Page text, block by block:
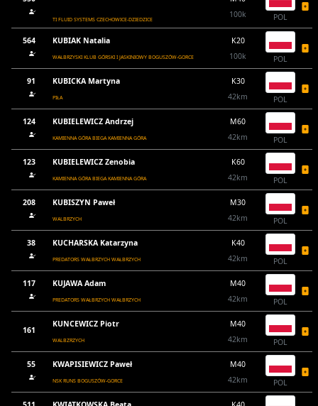
TI FLUID SYSTEMS CZECHOWICE-DZIEDZICE
100k
POL
564 KUBIAK Natalia
WAŁBRZYSKI KLUB GÓRSKI I JASKINIOWY BOGUSZÓW-GORCE
K20
100k
POL
91 KUBICKA Martyna
PIŁA
K30
42km
POL
124 KUBIELEWICZ Andrzej
KAMIENNA GÓRA BIEGA KAMIENNA GÓRA
M60
42km
POL
123 KUBIELEWICZ Zenobia
KAMIENNA GÓRA BIEGA KAMIENNA GÓRA
K60
42km
POL
208 KUBISZYN Paweł
WALBRZYCH
M30
42km
POL
38 KUCHARSKA Katarzyna
PREDATORS WAŁBRZYCH WAŁBRZYCH
K40
42km
POL
117 KUJAWA Adam
PREDATORS WAŁBRZYCH WAŁBRZYCH
M40
42km
POL
161
KUNCEWICZ Piotr
WALBZRZYCH
M40
42km
POL
55 KWAPISIEWICZ Paweł
NSK RUNS BOGUSZÓW-GORCE
M40
42km
POL